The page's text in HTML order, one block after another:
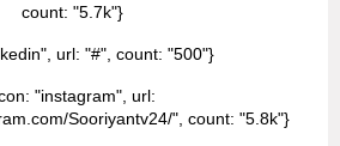
count: "5.7k"}
url: "#", count: "500"}
"instagram", url:
Sooriyantv24/", count: "5.8k"}